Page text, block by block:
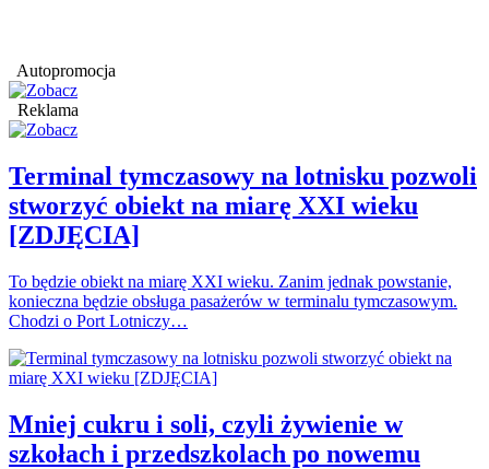
Autopromocja
Reklama
Terminal tymczasowy na lotnisku pozwoli
stworzyć obiekt na miarę XXI wieku
[ZDJĘCIA]
To będzie obiekt na miarę XXI wieku. Zanim jednak powstanie,
konieczna będzie obsługa pasażerów w terminalu tymczasowym.
Chodzi o Port Lotniczy…
Mniej cukru i soli, czyli żywienie w
szkołach i przedszkolach po nowemu